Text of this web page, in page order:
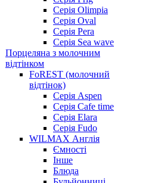
Серія Olimpia
Серія Oval
Серія Pera
Серія Sea wave
Порцеляна з молочним
відтінком
FoREST (молочний
відтінок)
Серія Aspen
Серія Cafe time
Серія Elara
Серія Fudo
WILMAX Англія
Ємності
Інше
Блюда